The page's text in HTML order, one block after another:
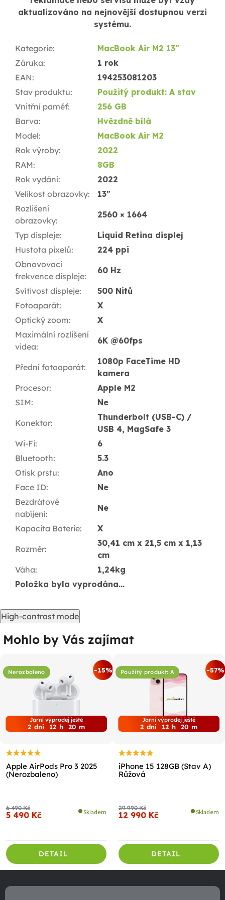
aktualizováno na nejnovější dostupnou verzi
systému.
Kategorie:
MacBook Air M2 13"
Záruka:
1 rok
EAN:
194253081203
Stav produktu:
Použitý produkt: A stav
Vnitřní paměť:
256 GB
Barva:
Hvězdně bílá
Model:
MacBook Air M2
Rok výroby:
2022
RAM:
8GB
Rok vydání:
2022
Velikost obrazovky:
13"
Rozlišení
obrazovky:
2560 × 1664
Typ displeje:
Liquid Retina displej
Hustota pixelů:
224 ppi
Obnovovací
frekvence displeje:
60 Hz
Svítivost displeje:
500 Nitů
Fotoaparát:
X
Optický zoom:
X
Maximální rozlišení
videa:
6K @60fps
Přední fotoaparát:
1080p FaceTime HD
kamera
Procesor:
Apple M2
SIM: Ne
Konektor:
Thunderbolt (USB-C) /
USB 4, MagSafe 3
Wi-Fi:
6
Bluetooth:
5.3
Otisk prstu:
Ano
Face ID:
Ne
Bezdrátové
nabíjení:
Ne
Kapacita Baterie: X
Rozměr:
30,41 cm x 21,5 cm x 1,13
cm
Váha:
1,24kg
Položka byla vyprodána…
High-contrast mode
Mohlo by Vás zajímat
Nerozbaleno -15%
Jarní výprodej ještě
2 dni 12 h 20 m
Apple AirPods Pro 3 2025
(Nerozbaleno)
6 490 Kč
5 490 Kč Skladem
DETAIL
Použitý produkt: A -57%
Jarní výprodej ještě
2 dni 12 h 20 m
iPhone 15 128GB (Stav A)
Růžová
29 990 Kč
12 990 Kč Skladem
DETAIL
á